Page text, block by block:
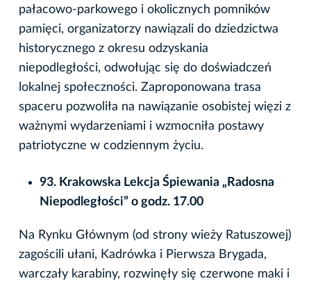
pałacowo-parkowego i okolicznych pomników
pamięci, organizatorzy nawiązali do dziedzictwa
historycznego z okresu odzyskania
niepodległości, odwołując się do doświadczeń
lokalnej społeczności. Zaproponowana trasa
spaceru pozwoliła na nawiązanie osobistej więzi z
ważnymi wydarzeniami i wzmocniła postawy
patriotyczne w codziennym życiu.
93. Krakowska Lekcja Śpiewania „Radosna
Niepodległości” o godz. 17.00
Na Rynku Głównym (od strony wieży Ratuszowej)
zagościli ułani, Kadrówka i Pierwsza Brygada,
warczały karabiny, rozwinęły się czerwone maki i